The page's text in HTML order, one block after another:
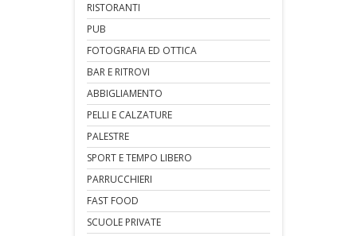
RISTORANTI
PUB
FOTOGRAFIA ED OTTICA
BAR E RITROVI
ABBIGLIAMENTO
PELLI E CALZATURE
PALESTRE
SPORT E TEMPO LIBERO
PARRUCCHIERI
FAST FOOD
SCUOLE PRIVATE